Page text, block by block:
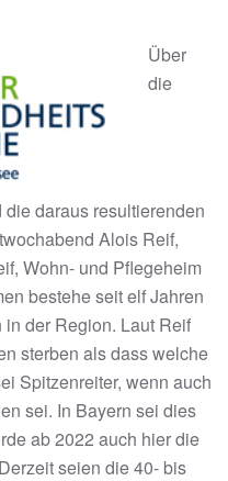
Über
die
daraus resultierenden
Alois Reif,
Wohn- und Pflegeheim
bestehe seit elf Jahren
der Region. Laut Reif
sterben als dass welche
Spitzenreiter, wenn auch
sei. In Bayern sei dies
ab 2022 auch hier die
seien die 40- bis